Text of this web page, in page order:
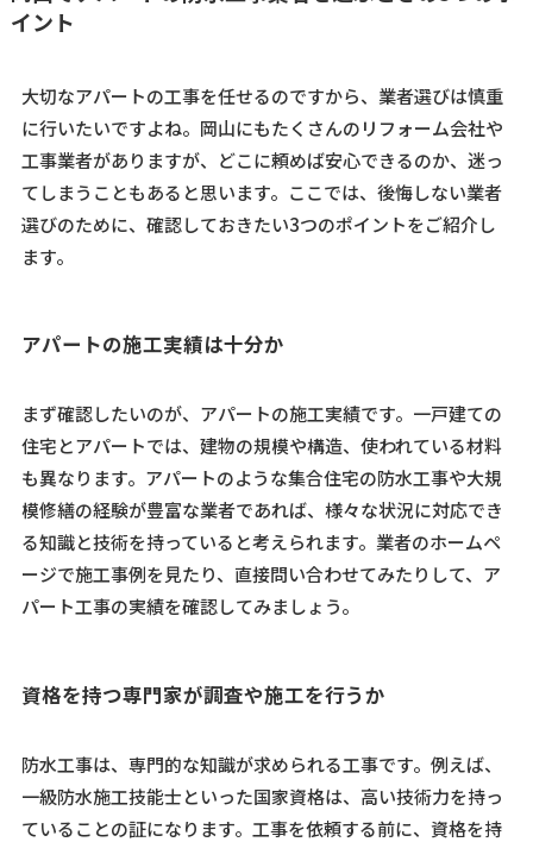
イント
大切なアパートの工事を任せるのですから、業者選びは慎重
に行いたいですよね。岡山にもたくさんのリフォーム会社や
工事業者がありますが、どこに頼めば安心できるのか、迷っ
てしまうこともあると思います。ここでは、後悔しない業者
選びのために、確認しておきたい3つのポイントをご紹介し
ます。
アパートの施工実績は十分か
まず確認したいのが、アパートの施工実績です。一戸建ての
住宅とアパートでは、建物の規模や構造、使われている材料
も異なります。アパートのような集合住宅の防水工事や大規
模修繕の経験が豊富な業者であれば、様々な状況に対応でき
る知識と技術を持っていると考えられます。業者のホームペ
ージで施工事例を見たり、直接問い合わせてみたりして、ア
パート工事の実績を確認してみましょう。
資格を持つ専門家が調査や施工を行うか
防水工事は、専門的な知識が求められる工事です。例えば、
一級防水施工技能士といった国家資格は、高い技術力を持っ
ていることの証になります。工事を依頼する前に、資格を持